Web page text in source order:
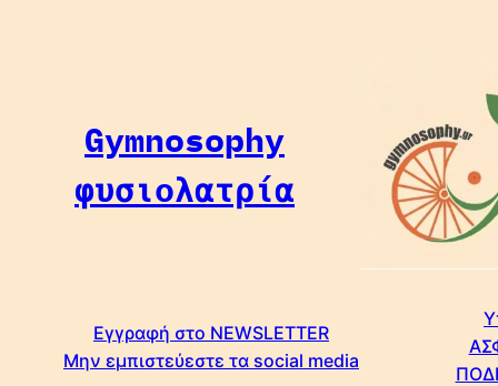
Gymnosophy
φυσιολατρία
Εγγραφή στο NEWSLETTER
Μην εμπιστεύεστε τα social media